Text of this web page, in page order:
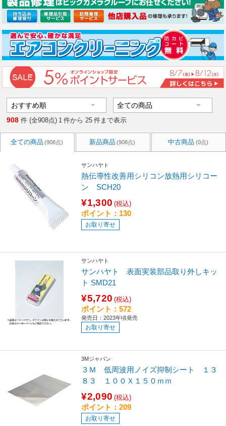
908 件 (全908点) 1 件から 25 件まで表示
全ての商品 (908点) 新品商品 (908点) 中古商品 (0点)
サンハヤト
熱伝導性改善用シリコン放熱用シリコー
ン SCH20
¥1,300 (税込)
ポイント：130
お取り寄せ
サンハヤト
サンハヤト 表面実装部品取り外しキッ
ト SMD21
¥5,720 (税込)
ポイント：572
発売日：2023年頃発売
お取り寄せ
3Mジャパン
３Ｍ 低周波用ノイズ抑制シート １３
８３ １００Ｘ１５０ｍｍ
¥2,090 (税込)
ポイント：209
お取り寄せ